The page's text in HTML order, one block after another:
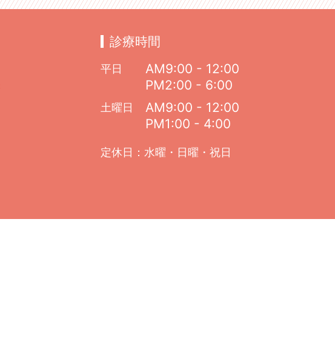
診療時間
平日
AM9:00 - 12:00
PM2:00 - 6:00
土曜日
AM9:00 - 12:00
PM1:00 - 4:00
定休日：水曜・日曜・祝日